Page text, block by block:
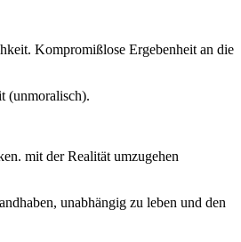
Kompromißlose Ergebenheit an die
(unmoralisch).
mit der Realität umzugehen
unabhängig zu leben und den